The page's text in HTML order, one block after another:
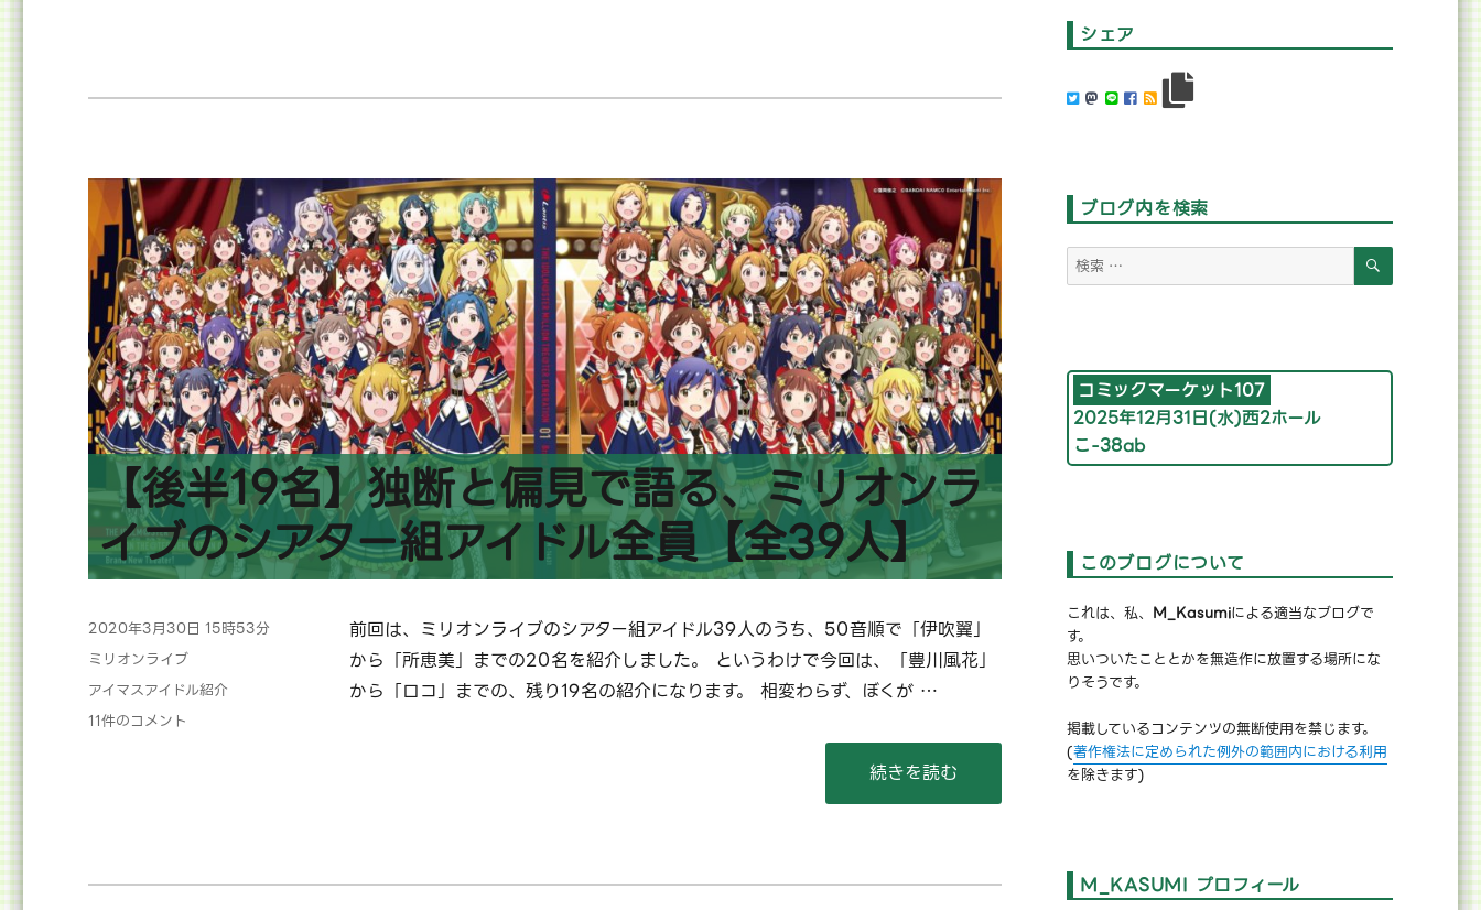
ペ
ジ
送
り
【後半19名】独断と偏見で語る、ミリオンラ
イブのシアター組アイドル全員【全39人】
投
稿
2020年3月30日 15時53分
カ
テ
リ
ミリオンライブ
タ
グ
アイマスアイドル紹介
【後
偏
11件のコメント
前回は、ミリオンライブのシアター組アイドル39人のうち、50音順で「伊吹翼」
から「所恵美」までの20名を紹介しました。 というわけで今回は、「豊川風花」
から「ロコ」までの、残り19名の紹介になります。 相変わらず、ぼくが …
“【後半19名】独断と偏見で語る、ミリオンライブのシアター組アイドル全
続きを読む
シェア
ブログ内を検索
検
索
検
コミックマーケット107
2025年12月31日(水)西2ホール
こ-38ab
このブログについて
これは、私、 M_Kasumiによる適当なブログで
す。
思いついたこととかを無造作に放置する場所にな
りそうです。
掲載しているコンテンツの無断使用を禁じます。
(著作権法に定められた例外の範囲内における利用
を除きます)
M_KASUMI プロフィール